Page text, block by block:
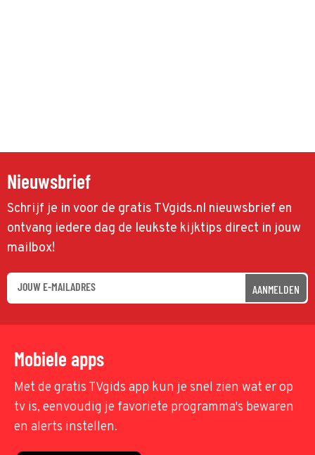
Nieuwsbrief
Schrijf je in voor de gratis TVgids.nl nieuwsbrief en
ontvang iedere dag de leukste kijktips direct in jouw
mailbox!
AANMELDEN
Mobiele apps
Met de gratis TVgids app kun je snel zien wat er op
tv is, eenvoudig je favoriete programma's bewaren
en alerts instellen.